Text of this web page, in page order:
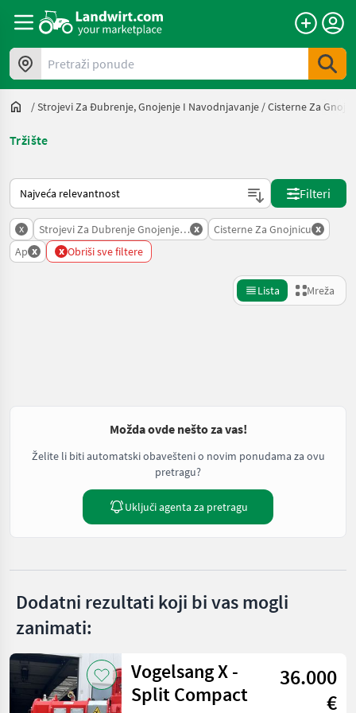
Pretraži ponude
/Strojevi Za Đubrenje, Gnojenje I Navodnjavanje /Cisterne Za
Tržište
Način na koji sortira Landwirt.com
Filteri
x Strojevi Za Dubrenje Gnojenje I Navodnjavanje
x Cisterne Za Gnojnicu x
Ap x x Obriši sve filtere
Lista Mreža
Možda ovde nešto za vas!
Želite li biti automatski obavešteni o novim ponudama za ovu
pretragu?
Uključi agenta za pretragu
Dodatni rezultati koji bi vas mogli
zanimati:
Vogelsang X -
Split Compact
36.000
€